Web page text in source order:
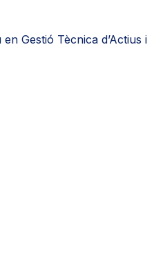
Gestió Tècnica d’Actius i